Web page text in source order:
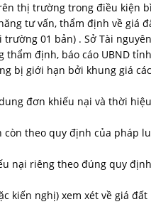
thị trường trong điều kiện
tư vấn, thẩm định về giá
01 bản) . Sở Tài
định, báo cáo UBND
bị giới hạn bởi khung giá
đơn khiếu nại và thời
theo quy định của pháp
nại riêng theo đúng quy
kiến nghị) xem xét về giá đất